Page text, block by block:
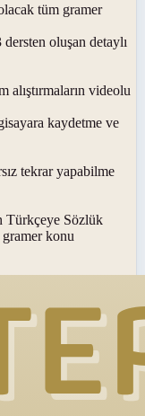
tüm gramer
oluşan detaylı
alıştırmaların videolu
kaydetme ve
tekrar yapabilme
Türkçeye Sözlük
gramer konu